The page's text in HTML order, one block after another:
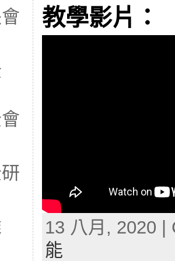
教學影片：
13 八月, 2020
能